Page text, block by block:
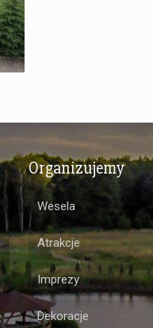
Organizujemy
Wesela
Atrakcje
Imprezy
Dekoracje